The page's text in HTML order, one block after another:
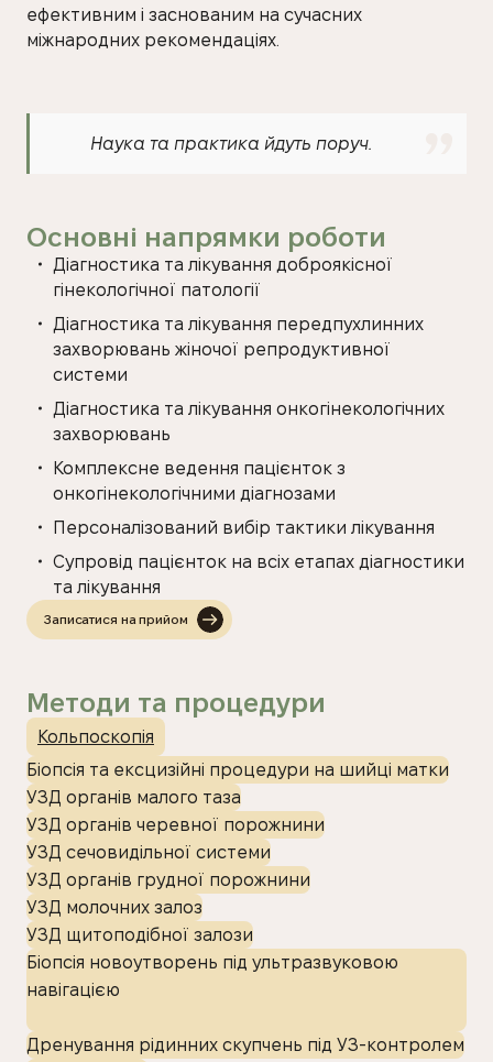
ефективним і заснованим на сучасних
міжнародних рекомендаціях.
Наука та практика йдуть поруч.
Основні напрямки роботи
Діагностика та лікування доброякісної
гінекологічної патології
Діагностика та лікування передпухлинних
захворювань жіночої репродуктивної
системи
Діагностика та лікування онкогінекологічних
захворювань
Комплексне ведення пацієнток з
онкогінекологічними діагнозами
Персоналізований вибір тактики лікування
Супровід пацієнток на всіх етапах діагностики
та лікування
Записатися на прийом
Методи та процедури
Кольпоскопія
Біопсія та ексцизійні процедури на шийці матки
УЗД органів малого таза
УЗД органів черевної порожнини
УЗД сечовидільної системи
УЗД органів грудної порожнини
УЗД молочних залоз
УЗД щитоподібної залози
Біопсія новоутворень під ультразвуковою
навігацією
Дренування рідинних скупчень під УЗ-контролем